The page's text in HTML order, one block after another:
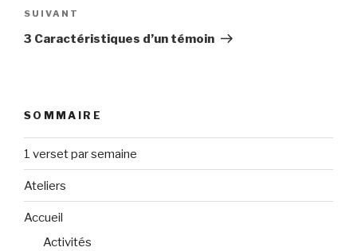
Article
suivant
SUIVANT
3 Caractéristiques d’un témoin
SOMMAIRE
1 verset par semaine
Ateliers
Accueil
Activités